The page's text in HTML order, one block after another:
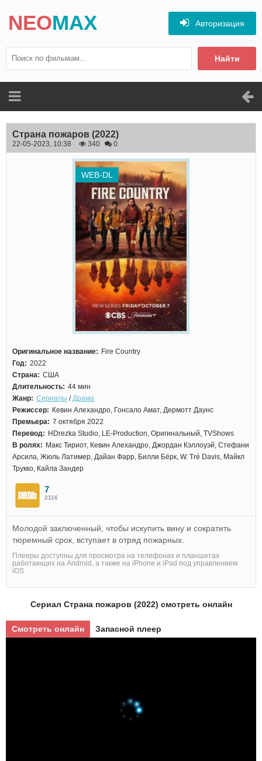
NEOMAX
Найти
Авторизация
Страна пожаров (2022)
22-05-2023, 10:38 340 0
WEB-DL
Оригинальное название: Fire Country
Год: 2022
Страна: США
Длительность: 44 мин
Жанр: Сериалы /Драма
Режиссер: Кевин Алехандро, Гонсало Амат, Дермотт Даунс
Премьера: 7 октября 2022
Перевод: HDrezka Studio, LE-Production, Оригинальный, TVShows
В ролях: Макс Тириот, Кевин Алехандро, Джордан Кэллоуэй, Стефани
Арсила, Жюль Латимер, Дайан Фарр, Билли Бёрк, W. Tré Davis, Майкл
Трукко, Кайла Зандер
7
2116
Молодой заключенный, чтобы искупить вину и сократить
тюремный срок, вступает в отряд пожарных.
Плееры доступны для просмотра на телефонах и планшетах
работающих на Android, а также на iPhone и iPad под управлением
iOS.
Сериал Страна пожаров (2022) смотреть онлайн
Смотреть онлайн Запасной плеер